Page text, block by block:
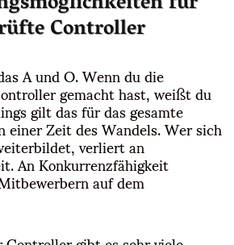
Controller
A und O. Wenn du die
gemacht hast, weißt du
gilt das für das gesamte
Zeit des Wandels. Wer sich
verliert an
An Konkurrenzfähigkeit
auf dem